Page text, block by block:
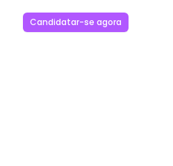
Candidatar-se agora